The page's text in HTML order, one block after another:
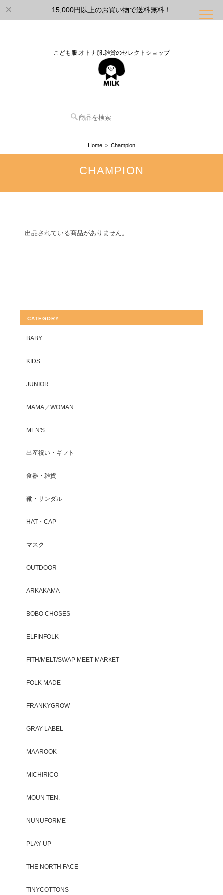
15,000円以上のお買い物で送料無料！
こども服.オトナ服.雑貨のセレクトショップ
Home Champion
CHAMPION
出品されている商品がありません。
CATEGORY
BABY
KIDS
JUNIOR
MAMA／WOMAN
MEN'S
出産祝い・ギフト
食器・雑貨
靴・サンダル
HAT・CAP
マスク
OUTDOOR
ARKAKAMA
BOBO CHOSES
ELFINFOLK
FITH/MELT/SWAP MEET MARKET
FOLK MADE
FRANKYGROW
GRAY LABEL
MAAROOK
MICHIRICO
MOUN TEN.
NUNUFORME
PLAY UP
THE NORTH FACE
TINYCOTTONS